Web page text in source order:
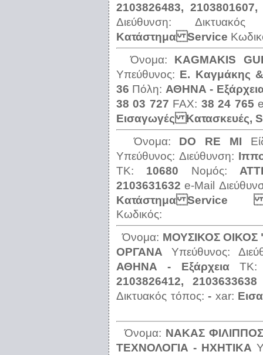
2103826483, 2103801607,
Διεύθυνση:
Κατάστημα Service
Όνομα: ΚΑGΜΑΚΙS
Υπεύθυνος: Ε. Καγμάκης
36 Πόλη: ΑΘΗΝΑ -
38 03 727 FAX: 38 24 765
Εισαγωγές Κατασκευές,
Όνομα: DΟ RΕ ΜΙ
Υπεύθυνος: Διεύθυνση:
ΤΚ: 10680 Νομός:
2103631632 e-Mail
Κατάστημα Service
Κωδικός:
Όνομα: ΜΟΥΣΙΚΟΣ
ΟΡΓΑΝΑ
Υπεύθυνος:
ΑΘΗΝΑ - Εξάρχεια
2103826412, 2103633638
Δικτυακός τόπος:- xar:
Όνομα: ΝΑΚΑΣ
ΤΕΧΝΟΛΟΓΙΑ - ΗΧΗΤΙΚΑ